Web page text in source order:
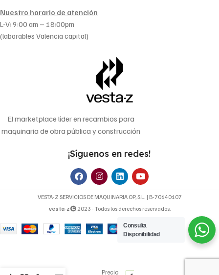
Nuestro horario de atención
L-V: 9:00 am – 18:00pm
(laborables Valencia capital)
El marketplace líder en recambios para
maquinaria de obra pública y construcción
¡Síguenos en redes!
VESTA-Z SERVICIOS DE MAQUINARIA OP, S.L. | B-70640107
vesta-z
2023 - Todos los derechos reservados.
Precio
Consulta
Disponibilidad